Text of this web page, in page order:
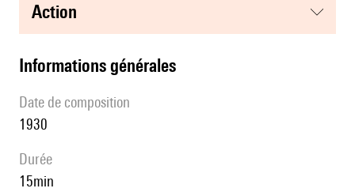
action
informations générales
date de composition
1930
durée
15min